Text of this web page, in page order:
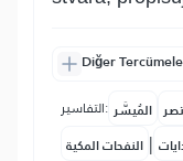
Diğer
التفاسير: المُيسَّر
النفحات المكية |